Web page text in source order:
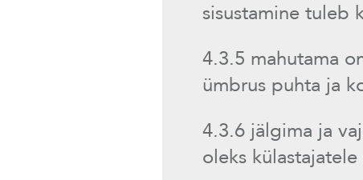
sisustamine tuleb
4.3.5 mahutama
ümbrus puhta ja
4.3.6 jälgima ja
oleks